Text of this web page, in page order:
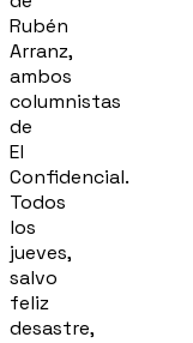
Rubén
Arranz,
ambos
columnistas
de
El
Confidencial.
Todos
los
jueves,
salvo
feliz
desastre,